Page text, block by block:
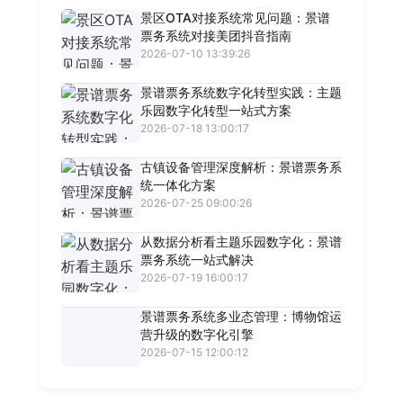
景区OTA对接系统常见问题：景谱
票务系统对接美团抖音指南
2026-07-10 13:39:26
景谱票务系统数字化转型实践：主题
乐园数字化转型一站式方案
2026-07-18 13:00:17
古镇设备管理深度解析：景谱票务系
统一体化方案
2026-07-25 09:00:26
从数据分析看主题乐园数字化：景谱
票务系统一站式解决
2026-07-19 16:00:17
景谱票务系统多业态管理：博物馆运
营升级的数字化引擎
2026-07-15 12:00:12